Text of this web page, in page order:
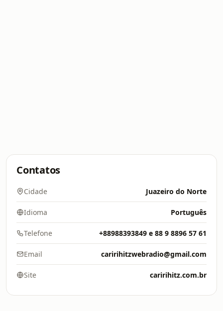
Contatos
Cidade Juazeiro do Norte
Idioma Português
Telefone +88988393849 e 88 9 8896 57 61
Email caririhitzwebradio@gmail.com
Site caririhitz.com.br